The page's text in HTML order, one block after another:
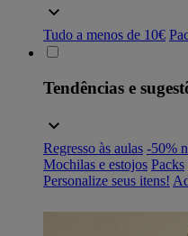
Tudo a menos de 10€
Tendências e
Regresso às aulas -50%
Mochilas e estojos Packs
Personalize seus itens!